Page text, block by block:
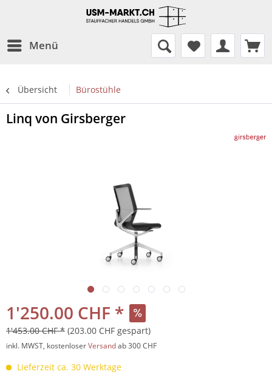
Menü
Übersicht Bürostühle
Linq von Girsberger
1'250.00 CHF *
1'453.00 CHF * (203.00 CHF gespart)
inkl. MWST, kostenloserVersandab 300 CHF
Lieferzeit ca. 30 Werktage